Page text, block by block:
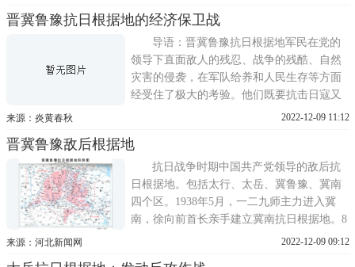
乡，实行三光政策;国民党顽固派也进一步限
制、削弱人民抗日武装力量，对根据地进行
挑衅和制造磨擦;加上接连
晋冀鲁豫抗日根据地的经济保卫战
导语：晋冀鲁豫抗日根据地军民在党的
领导下直面敌人的残忍、战争的残酷、自然
灾害的侵袭，在军队给养和人民生存等方面
经受住了极大的考验。他们既要抗击日寇又
要解决军需民用，还要抵御自然灾害。他们
并最终打胜了一场经济保卫战。抗日战争时
期，八路军一二九师在师长刘伯承、政委邓
小平的带领下，从分兵发
来源：炎黄春秋 2022-12-09 11:12
晋冀鲁豫敌后根据地
抗日战争时期中国共产党领导的敌后抗
日根据地。包括太行、太岳、冀鲁豫、冀南
四个区。1938年5月，一二九师主力进入冀
南，徐向前首长亲手建立冀南抗日根据地。8
月20日，宣布成立中共晋冀鲁豫中央局和晋
来源：河北新闻网 2022-12-09 09:12